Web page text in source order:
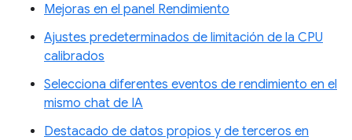
Mejoras en el panel Rendimiento
Ajustes predeterminados de limitación de la CPU
calibrados
Selecciona diferentes eventos de rendimiento en el
mismo chat de IA
Destacado de datos propios y de terceros en